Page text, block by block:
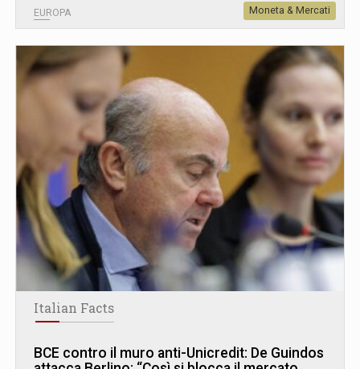
EUROPA Moneta & Mercati
Italian Facts
BCE contro il muro anti-Unicredit: De Guindos